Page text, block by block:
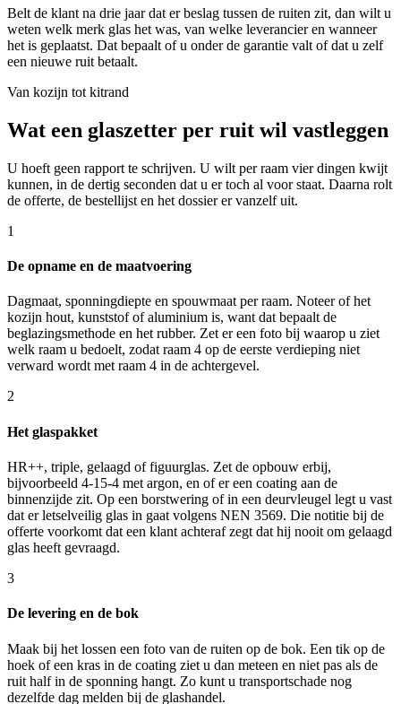
Belt de klant na drie jaar dat er beslag tussen de ruiten zit, dan wilt u
weten welk merk glas het was, van welke leverancier en wanneer
het is geplaatst. Dat bepaalt of u onder de garantie valt of dat u zelf
een nieuwe ruit betaalt.
Van kozijn tot kitrand
Wat een glaszetter per ruit wil vastleggen
U hoeft geen rapport te schrijven. U wilt per raam vier dingen kwijt
kunnen, in de dertig seconden dat u er toch al voor staat. Daarna rolt
de offerte, de bestellijst en het dossier er vanzelf uit.
1
De opname en de maatvoering
Dagmaat, sponningdiepte en spouwmaat per raam. Noteer of het
kozijn hout, kunststof of aluminium is, want dat bepaalt de
beglazingsmethode en het rubber. Zet er een foto bij waarop u ziet
welk raam u bedoelt, zodat raam 4 op de eerste verdieping niet
verward wordt met raam 4 in de achtergevel.
2
Het glaspakket
HR++, triple, gelaagd of figuurglas. Zet de opbouw erbij,
bijvoorbeeld 4-15-4 met argon, en of er een coating aan de
binnenzijde zit. Op een borstwering of in een deurvleugel legt u vast
dat er letselveilig glas in gaat volgens NEN 3569. Die notitie bij de
offerte voorkomt dat een klant achteraf zegt dat hij nooit om gelaagd
glas heeft gevraagd.
3
De levering en de bok
Maak bij het lossen een foto van de ruiten op de bok. Een tik op de
hoek of een kras in de coating ziet u dan meteen en niet pas als de
ruit half in de sponning hangt. Zo kunt u transportschade nog
dezelfde dag melden bij de glashandel.